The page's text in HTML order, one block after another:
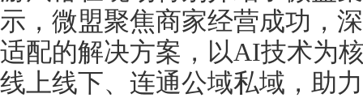
示，微盟聚焦商家经营成功，
适配的解决方案，以AI技术为
线上线下、连通公域私域，助